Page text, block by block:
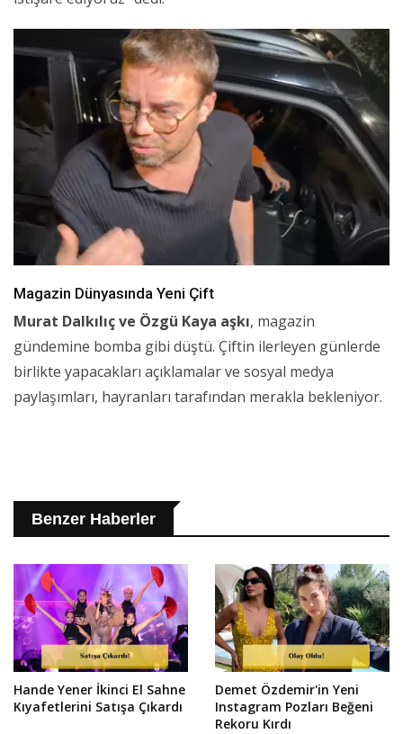
Magazin Dünyasında Yeni Çift
Murat Dalkılıç ve Özgü Kaya aşkı, magazin
gündemine bomba gibi düştü. Çiftin ilerleyen günlerde
birlikte yapacakları açıklamalar ve sosyal medya
paylaşımları, hayranları tarafından merakla bekleniyor.
Benzer Haberler
Hande Yener İkinci El Sahne
Kıyafetlerini Satışa Çıkardı
Demet Özdemir'in Yeni
Instagram Pozları Beğeni
Rekoru Kırdı